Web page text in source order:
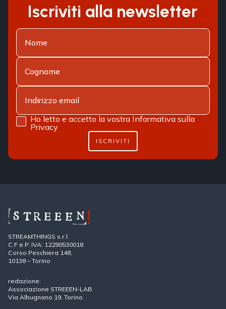
Iscriviti alla newsletter
Ho letto e accetto la vostra Informativa sulla
Privacy
ISCRIVITI
STREAMTHINGS s.r.l.
C.F e P. IVA: 12290530018
Corso Peschiera 148,
10138 – Torino
redazione:
Associazione STREEEN-LAB
Via Albugnano 19, Torino